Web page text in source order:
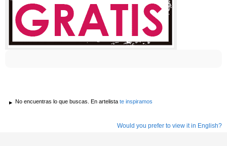
No encuentras lo que buscas. En artelista te inspiramos
Would you prefer to view it in English?